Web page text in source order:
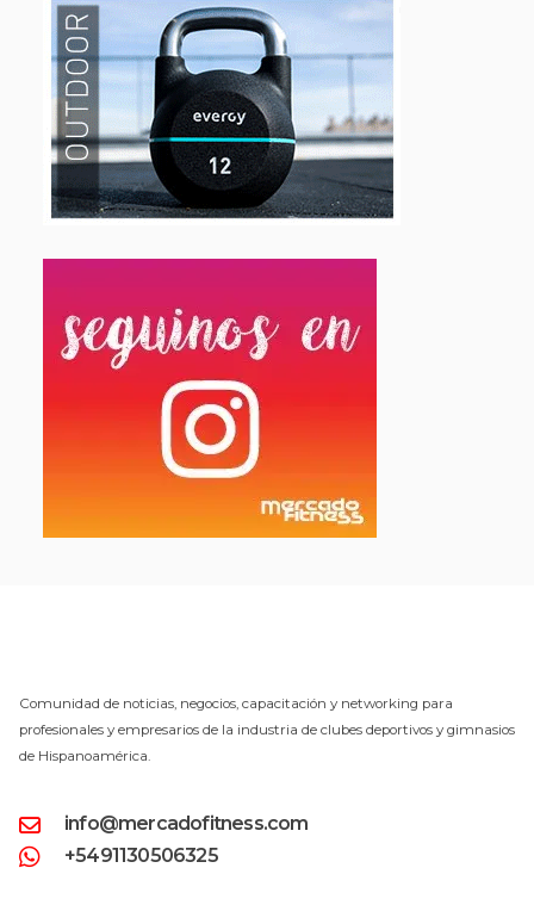
Comunidad de noticias, negocios, capacitación y networking para
profesionales y empresarios de la industria de clubes deportivos y gimnasios
de Hispanoamérica.
info@mercadofitness.com
+5491130506325